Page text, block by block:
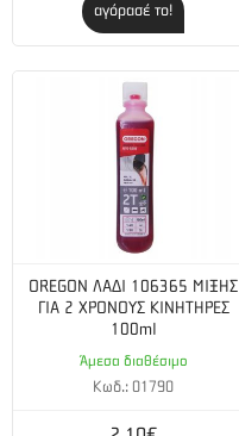
αγόρασέ το!
OREGON ΛΑΔΙ 106365 ΜΙΞΗΣ
ΓΙΑ 2 ΧΡΟΝΟΥΣ ΚΙΝΗΤΗΡΕΣ
100ml
Άμεσα διαθέσιμο
Κωδ.: 01790